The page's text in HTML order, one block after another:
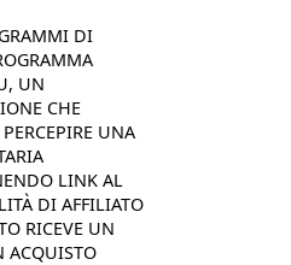
DI
UN
CHE
UNA
LINK AL
DI AFFILIATO
RICEVE UN
ACQUISTO